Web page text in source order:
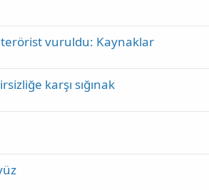
terörist vuruldu: Kaynaklar
karşı sığınak